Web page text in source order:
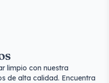
limpio con nuestra
de alta calidad. Encuentra